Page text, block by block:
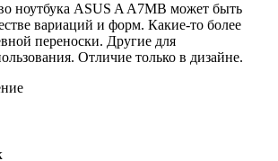
ноутбука ASUS A A7MB может быть
вариаций и форм. Какие-то более
переноски. Другие для
Отличие только в дизайне.